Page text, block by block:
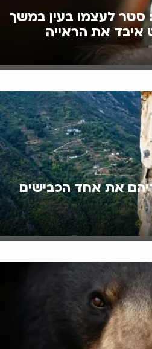
סטר לעצמו בעין במשך
איבד את הראייה
את אחד הכבישים